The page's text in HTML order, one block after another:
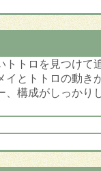
トトロを見つけて
イとトトロの動き
、構成がしっかり